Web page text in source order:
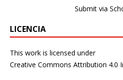
Submit via
LICENCIA
This work is licensed under
Creative Commons Attribution 4.0